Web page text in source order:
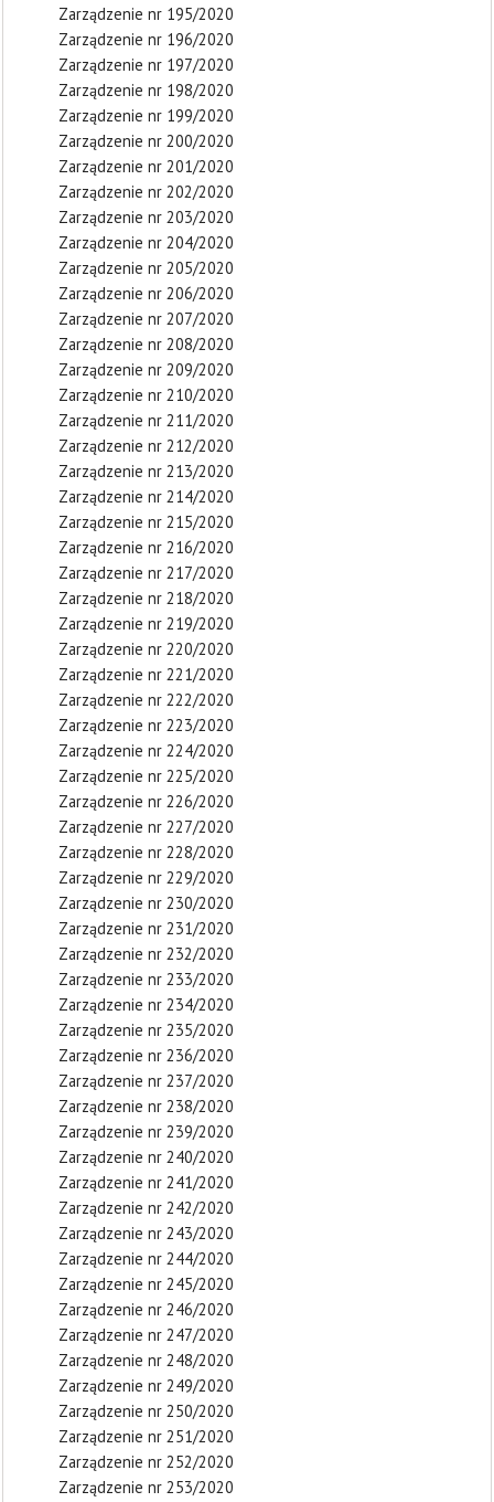
Zarządzenie nr 195/2020
Zarządzenie nr 196/2020
Zarządzenie nr 197/2020
Zarządzenie nr 198/2020
Zarządzenie nr 199/2020
Zarządzenie nr 200/2020
Zarządzenie nr 201/2020
Zarządzenie nr 202/2020
Zarządzenie nr 203/2020
Zarządzenie nr 204/2020
Zarządzenie nr 205/2020
Zarządzenie nr 206/2020
Zarządzenie nr 207/2020
Zarządzenie nr 208/2020
Zarządzenie nr 209/2020
Zarządzenie nr 210/2020
Zarządzenie nr 211/2020
Zarządzenie nr 212/2020
Zarządzenie nr 213/2020
Zarządzenie nr 214/2020
Zarządzenie nr 215/2020
Zarządzenie nr 216/2020
Zarządzenie nr 217/2020
Zarządzenie nr 218/2020
Zarządzenie nr 219/2020
Zarządzenie nr 220/2020
Zarządzenie nr 221/2020
Zarządzenie nr 222/2020
Zarządzenie nr 223/2020
Zarządzenie nr 224/2020
Zarządzenie nr 225/2020
Zarządzenie nr 226/2020
Zarządzenie nr 227/2020
Zarządzenie nr 228/2020
Zarządzenie nr 229/2020
Zarządzenie nr 230/2020
Zarządzenie nr 231/2020
Zarządzenie nr 232/2020
Zarządzenie nr 233/2020
Zarządzenie nr 234/2020
Zarządzenie nr 235/2020
Zarządzenie nr 236/2020
Zarządzenie nr 237/2020
Zarządzenie nr 238/2020
Zarządzenie nr 239/2020
Zarządzenie nr 240/2020
Zarządzenie nr 241/2020
Zarządzenie nr 242/2020
Zarządzenie nr 243/2020
Zarządzenie nr 244/2020
Zarządzenie nr 245/2020
Zarządzenie nr 246/2020
Zarządzenie nr 247/2020
Zarządzenie nr 248/2020
Zarządzenie nr 249/2020
Zarządzenie nr 250/2020
Zarządzenie nr 251/2020
Zarządzenie nr 252/2020
Zarządzenie nr 253/2020